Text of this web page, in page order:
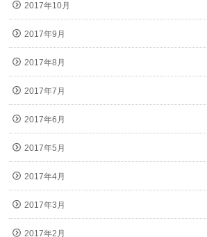
2017年10月
2017年9月
2017年8月
2017年7月
2017年6月
2017年5月
2017年4月
2017年3月
2017年2月